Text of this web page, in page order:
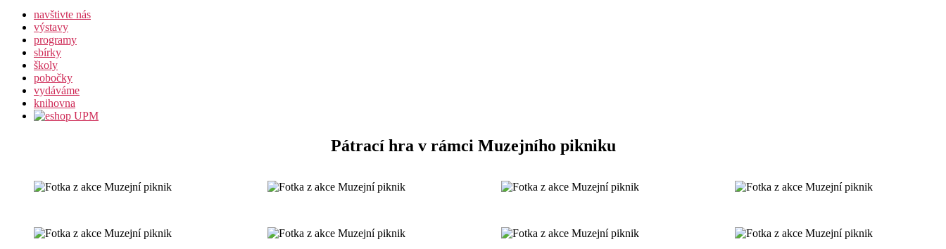
navštivte nás
výstavy
programy
sbírky
školy
pobočky
vydáváme
knihovna
Pátrací hra v rámci Muzejního pikniku